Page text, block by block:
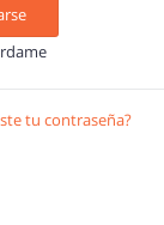
tu contraseña?